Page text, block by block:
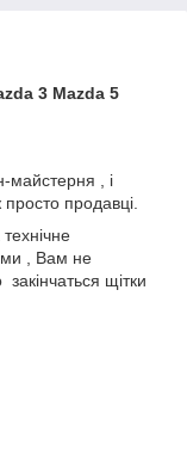
3 Mazda 5
майстерня , і
продавці.
, Вам не
щітки